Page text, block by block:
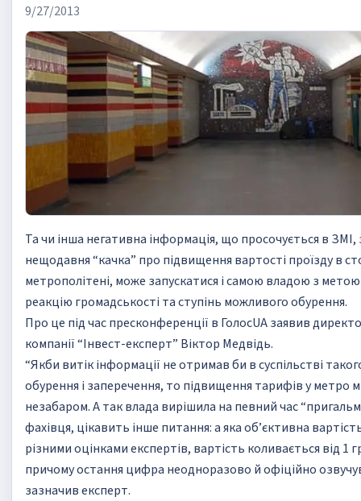
9/27/2013
Та чи інша негативна інформація, що просочується в
нещодавня “качка” про підвищення вартості проїзду в
метрополітені, може запускатися і самою владою з
реакцію громадськості та ступінь можливого обурення.
Про це під час пресконференції в ГолосUA заявив
компанії “Інвест-експерт” Віктор Медвідь.
“Якби витік інформації не отримав би в суспільстві
обурення і заперечення, то підвищення тарифів у метро
незабаром. А так влада вирішила на певний час
фахівця, цікавить інше питання: а яка об’єктивна
різними оцінками експертів, вартість коливається від 1
причому остання цифра неодноразово й офіційно
зазначив експерт.